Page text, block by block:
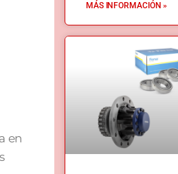
en
MÁS INFORMACIÓN »